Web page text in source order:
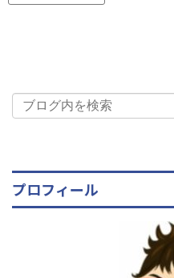
プロフィール